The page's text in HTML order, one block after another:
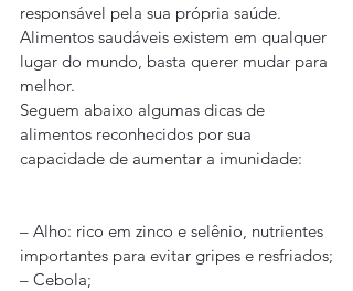
responsável pela sua própria saúde.
Alimentos saudáveis existem em qualquer
lugar do mundo, basta querer mudar para
melhor.
Seguem abaixo algumas dicas de
alimentos reconhecidos por sua
capacidade de aumentar a imunidade:
– Alho: rico em zinco e selênio, nutrientes
importantes para evitar gripes e resfriados;
– Cebola;